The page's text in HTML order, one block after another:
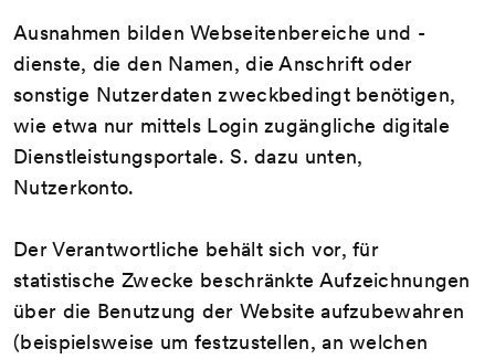
Ausnahmen bilden Webseitenbereiche und -
dienste, die den Namen, die Anschrift oder
sonstige Nutzerdaten zweckbedingt benötigen,
wie etwa nur mittels Login zugängliche digitale
Dienstleistungsportale. S. dazu unten,
Nutzerkonto.
Der Verantwortliche behält sich vor, für
statistische Zwecke beschränkte Aufzeichnungen
über die Benutzung der Website aufzubewahren
(beispielsweise um festzustellen, an welchen